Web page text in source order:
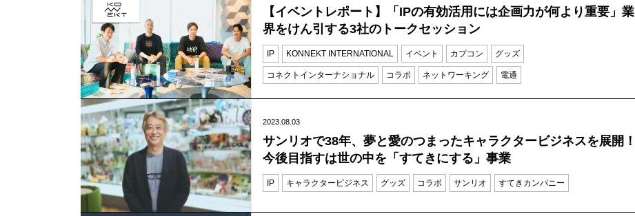
【イベントレポート】「IPの有効活用には企画力が何より重要」業
界をけん引する3社のトークセッション
IP KONNEKT INTERNATIONAL イベント カプコン グッズ
コネクトインターナショナル コラボ ネットワーキング 電通
2023.08.03
サンリオで38年、夢と愛のつまったキャラクタービジネスを展開！
今後目指すは世の中を「すてきにする」事業
IP キャラクタービジネス グッズ コラボ サンリオ すてきカンパニー